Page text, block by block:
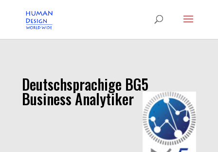
Deutschsprachige BG5
Business Analytiker